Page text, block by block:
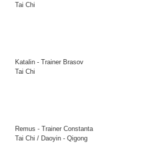
Tai Chi
Katalin - Trainer Brasov
Tai Chi
Remus - Trainer Constanta
Tai Chi / Daoyin - Qigong